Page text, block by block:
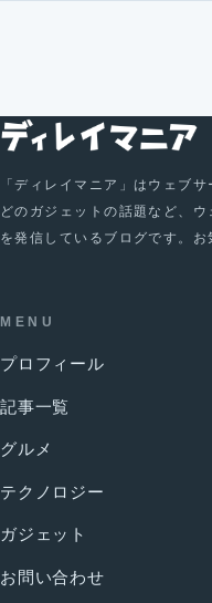
「ディレイマニア」はウェブ
どのガジェットの話題など、
を発信しているブログです。
MENU
プロフィール
記事一覧
グルメ
テクノロジー
ガジェット
お問い合わせ